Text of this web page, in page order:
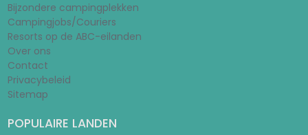
Bijzondere campingplekken
Campingjobs/Couriers
Resorts op de ABC-eilanden
Over ons
Contact
Privacybeleid
Sitemap
POPULAIRE LANDEN